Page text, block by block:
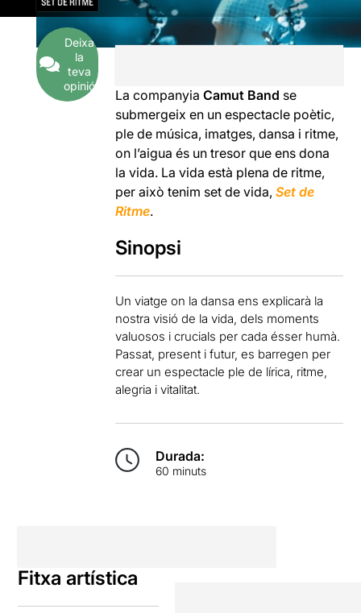
Deixa
la
teva
opinió
La companyiaCamut Band se
submergeix en un espectacle poètic,
ple de música, imatges, dansa i ritme,
on l’aigua és un tresor que ens dona
la vida. La vida està plena de ritme,
per això tenim set de vida,Set de
Ritme.
Sinopsi
Un viatge on la dansa ens explicarà la
nostra visió de la vida, dels moments
valuosos i crucials per cada ésser humà.
Passat, present i futur, es barregen per
crear un espectacle ple de lírica, ritme,
alegria i vitalitat.
Durada:
60 minuts
Fitxa artística